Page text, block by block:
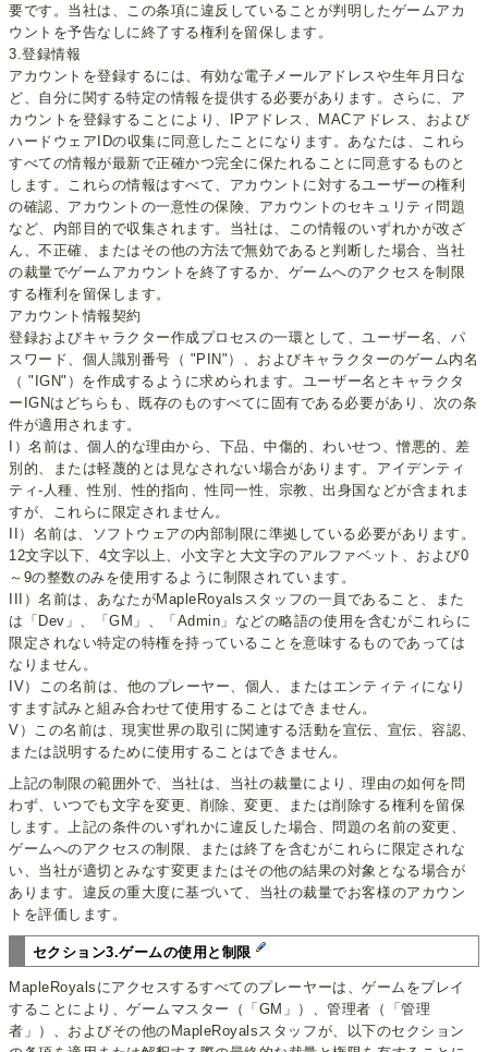
要です。当社は、この条項に違反していることが判明したゲームアカ
ウントを予告なしに終了する権利を留保します。
3.登録情報
アカウントを登録するには、有効な電子メールアドレスや生年月日な
ど、自分に関する特定の情報を提供する必要があります。さらに、ア
カウントを登録することにより、IPアドレス、MACアドレス、および
ハードウェアIDの収集に同意したことになります。あなたは、これら
すべての情報が最新で正確かつ完全に保たれることに同意するものと
します。これらの情報はすべて、アカウントに対するユーザーの権利
の確認、アカウントの一意性の保険、アカウントのセキュリティ問題
など、内部目的で収集されます。当社は、この情報のいずれかが改ざ
ん、不正確、またはその他の方法で無効であると判断した場合、当社
の裁量でゲームアカウントを終了するか、ゲームへのアクセスを制限
する権利を留保します。
アカウント情報契約
登録およびキャラクター作成プロセスの一環として、ユーザー名、パ
スワード、個人識別番号（ "PIN"）、およびキャラクターのゲーム内名
（ "IGN"）を作成するように求められます。ユーザー名とキャラクタ
ーIGNはどちらも、既存のものすべてに固有である必要があり、次の条
件が適用されます。
I）名前は、個人的な理由から、下品、中傷的、わいせつ、憎悪的、差
別的、または軽蔑的とは見なされない場合があります。アイデンティ
ティ-人種、性別、性的指向、性同一性、宗教、出身国などが含まれま
すが、これらに限定されません。
II）名前は、ソフトウェアの内部制限に準拠している必要があります。
12文字以下、4文字以上、小文字と大文字のアルファベット、および0
～9の整数のみを使用するように制限されています。
III）名前は、あなたがMapleRoyalsスタッフの一員であること、また
は「Dev」、「GM」、「Admin」などの略語の使用を含むがこれらに
限定されない特定の特権を持っていることを意味するものであっては
なりません。
IV）この名前は、他のプレーヤー、個人、またはエンティティになり
すます試みと組み合わせて使用​​することはできません。
V）この名前は、現実世界の取引に関連する活動を宣伝、宣伝、容認、
または説明するために使用することはできません。
上記の制限の範囲外で、当社は、当社の裁量により、理由の如何を問
わず、いつでも文字を変更、削除、変更、または削除する権利を留保
します。上記の条件のいずれかに違反した場合、問題の名前の変更、
ゲームへのアクセスの制限、または終了を含むがこれらに限定されな
い、当社が適切とみなす変更またはその他の結果の対象となる場合が
あります。違反の重大度に基づいて、当社の裁量でお客様のアカウン
トを評価します。
セクション3.ゲームの使用と制限
MapleRoyalsにアクセスするすべてのプレーヤーは、ゲームをプレイ
することにより、ゲームマスター（「GM」）、管理者（「管理
者」）、およびその他のMapleRoyalsスタッフが、以下のセクション